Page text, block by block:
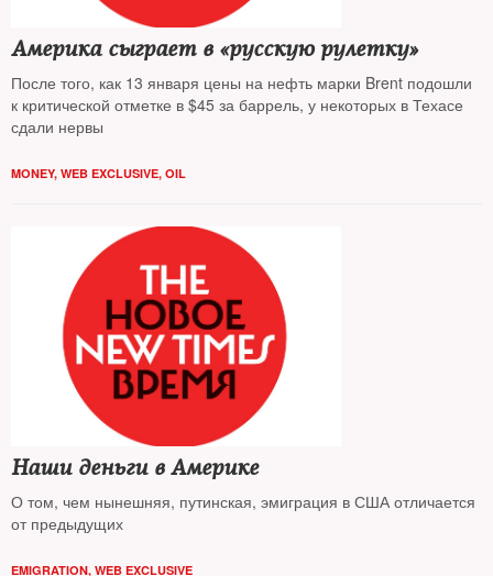
Америка сыграет в «русскую рулетку»
После того, как 13 января цены на нефть марки Brent подошли
к критической отметке в $45 за баррель, у некоторых в Техасе
сдали нервы
MONEY, WEB EXCLUSIVE, OIL
Наши деньги в Америке
О том, чем нынешняя, путинская, эмиграция в США отличается
от предыдущих
EMIGRATION, WEB EXCLUSIVE